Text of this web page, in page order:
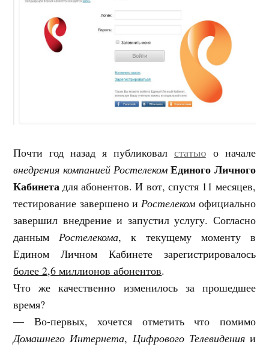
Почти год назад я публиковал статьюо начале
внедрения компанией Ростелеком Единого Личного
Кабинета для абонентов. И вот, спустя 11 месяцев,
тестирование завершено иРостелеком официально
завершил внедрение и запустил услугу. Согласно
даннымРостелекома, к текущему моменту в
Едином Личном Кабинете зарегистрировалось
более 2,6 миллионов абонентов.
Что же качественно изменилось за прошедшее
время?
— Во-первых, хочется отметить что помимо
Домашнего Интернета, Цифрового Телевиденияи